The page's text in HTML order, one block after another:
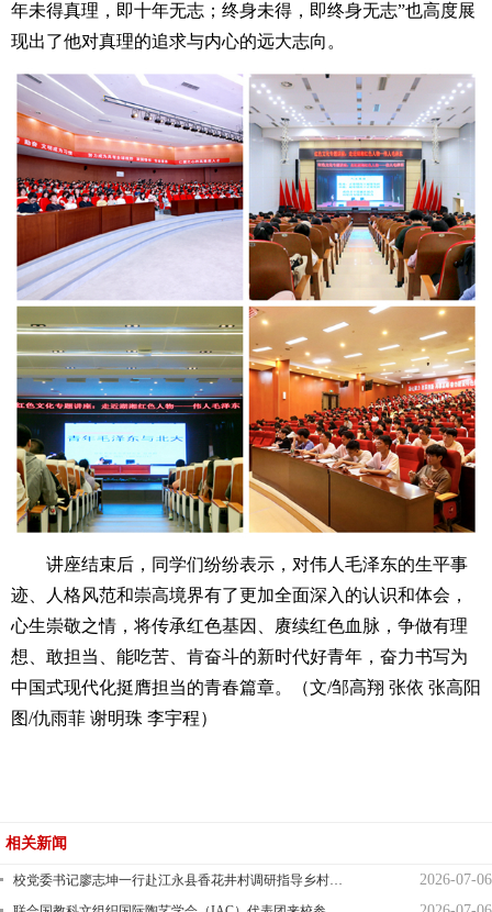
年未得真理，即十年无志；终身未得，即终身无志”也高度展
现出了他对真理的追求与内心的远大志向。
讲座结束后，同学们纷纷表示，对伟人毛泽东的生平事
迹、人格风范和崇高境界有了更加全面深入的认识和体会，
心生崇敬之情，将传承红色基因、赓续红色血脉，争做有理
想、敢担当、能吃苦、肯奋斗的新时代好青年，奋力书写为
中国式现代化挺膺担当的青春篇章。（文/邹高翔 张依 张高阳
图/仇雨菲 谢明珠 李宇程）
相关新闻
2026-07-06
校党委书记廖志坤一行赴江永县香花井村调研指导乡村…